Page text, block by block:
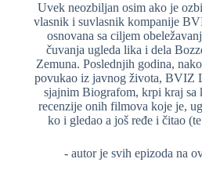
Uvek neozbiljan osim ako je
vlasnik i suvlasnik kompanije
osnovana sa ciljem
čuvanja ugleda lika i dela
Zemuna. Poslednjih godina,
povukao iz javnog života, BVIZ
sjajnim Biografom, krpi kraj sa
recenzije onih filmova koje je,
ko i gledao a još ređe i čitao
- autor je svih epizoda na